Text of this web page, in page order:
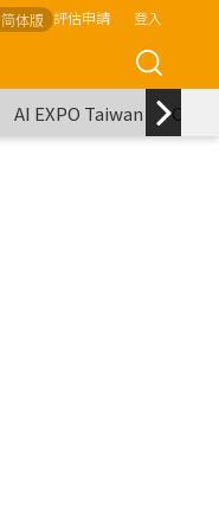
简体版 評估申請 登入
AI EXPO Taiwan